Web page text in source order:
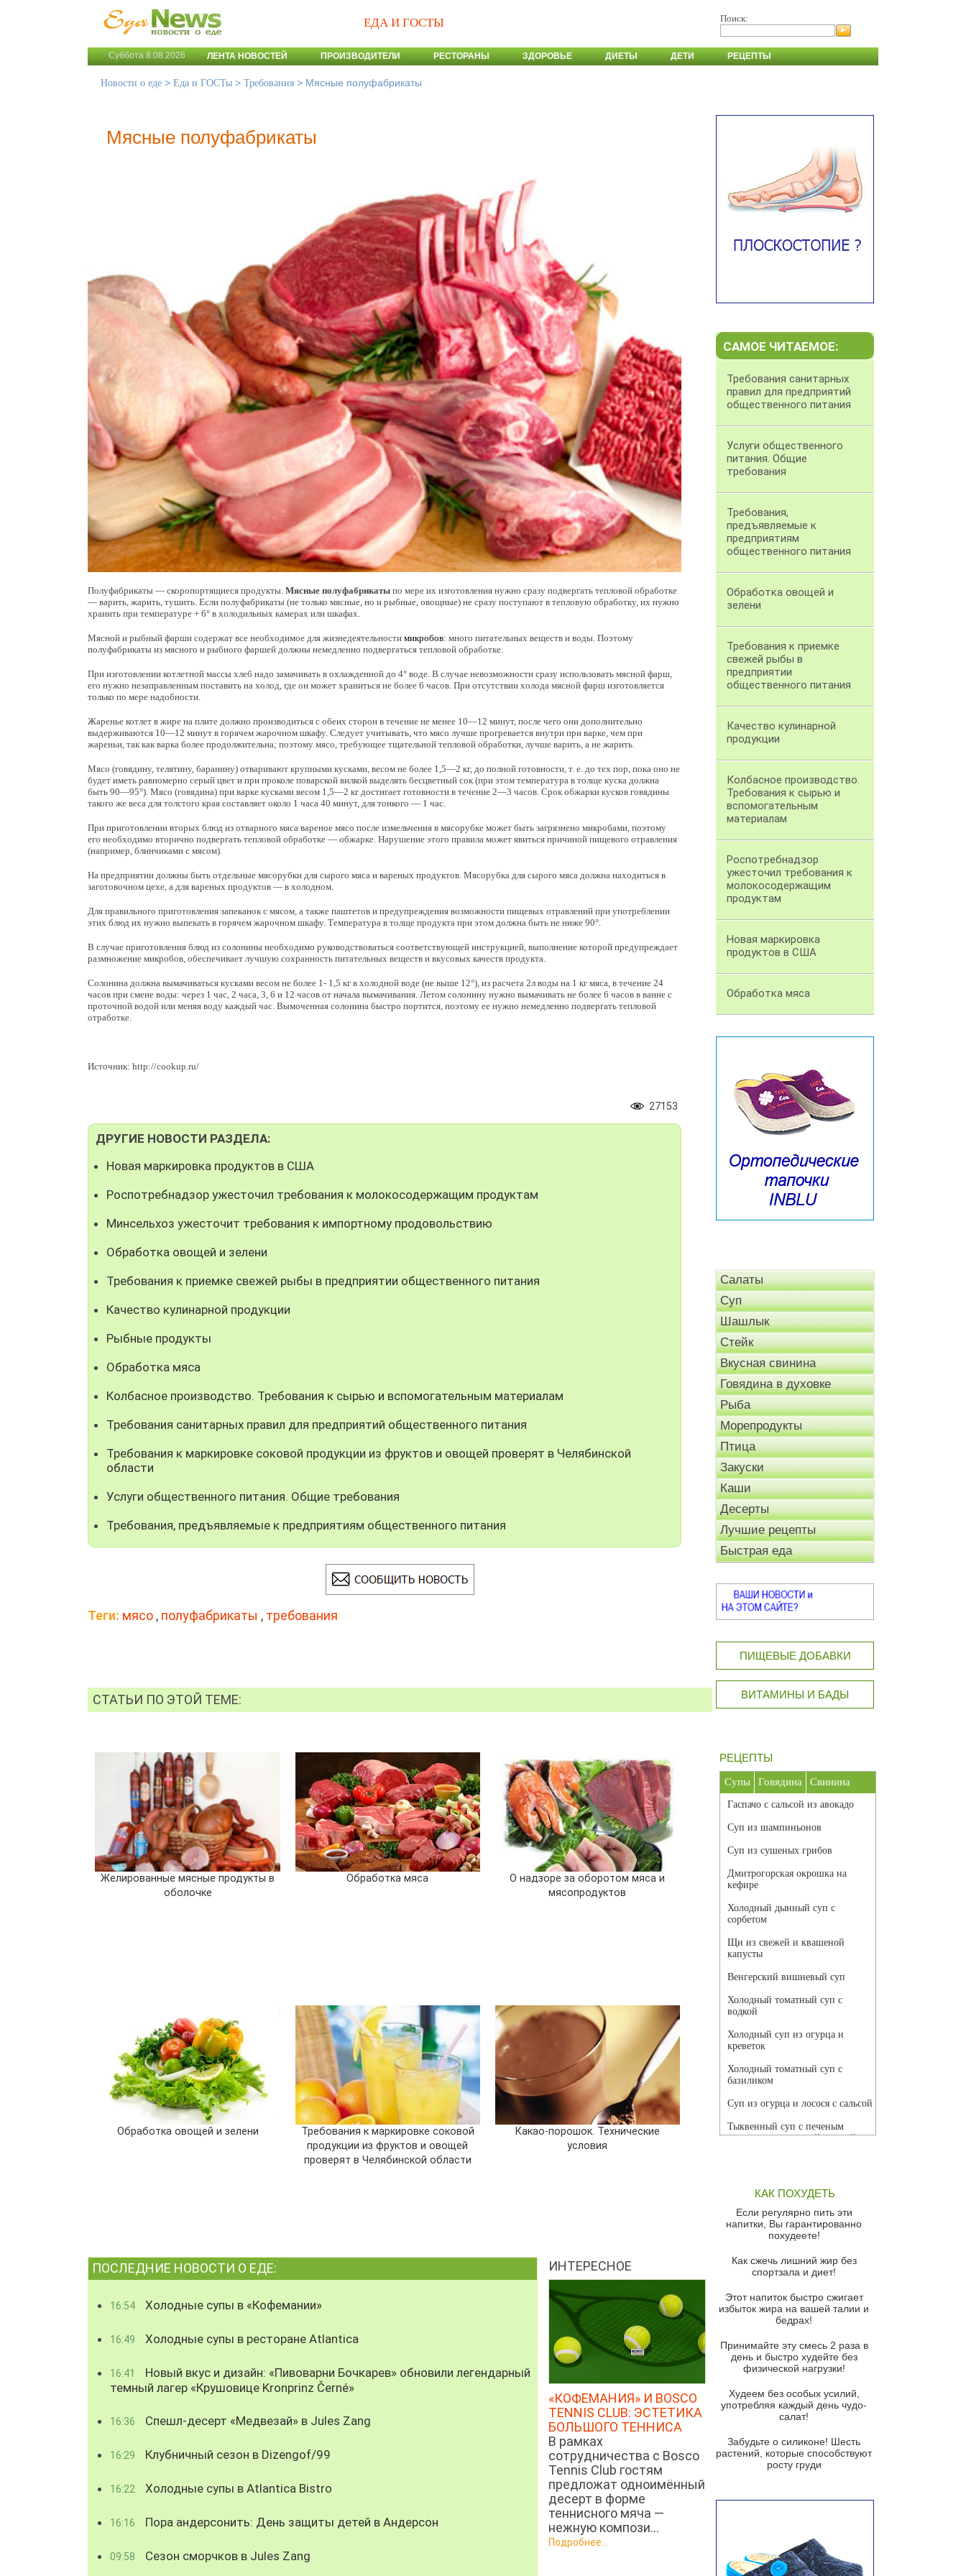
ЕДА И ГОСТЫ Поиск:
Суббота 8.08.2026 ЛЕНТА НОВОСТЕЙ ПРОИЗВОДИТЕЛИ РЕСТОРАНЫ ЗДОРОВЬЕ ДИЕТЫ ДЕТИ РЕЦЕПТЫ
Новости о еде > Еда и ГОСТы > Требования > Мясные полуфабрикаты
Мясные полуфабрикаты
Полуфабрикаты — скоропортящиеся продукты. Мясные полуфабрикаты по мере их изготовления нужно сразу подвергать тепловой обработке
— варить, жарить, тушить. Если полуфабрикаты (не только мясные, но и рыбные, овощные) не сразу поступают в тепловую обработку, их нужно
хранить при температуре + 6° в холодильных камерах или шкафах.
Мясной и рыбный фарши содержат все необходимое для жизнедеятельности микробов: много питательных веществ и воды. Поэтому
полуфабрикаты из мясного и рыбного фаршей должны немедленно подвергаться тепловой обработке.
При изготовлении котлетной массы хлеб надо замачивать в охлажденной до 4° воде. В случае невозможности сразу использовать мясной фарш,
его нужно незаправленным поставить на холод, где он может храниться не более 6 часов. При отсутствии холода мясной фарш изготовляется
только по мере надобности.
Жаренье котлет в жире на плите должно производиться с обеих сторон в течение не менее 10—12 минут, после чего они дополнительно
выдерживаются 10—12 минут в горячем жарочном шкафу. Следует учитывать, что мясо лучше прогревается внутри при варке, чем при
жареньи, так как варка более продолжительна; поэтому мясо, требующее тщательной тепловой обработки, лучше варить, а не жарить.
Мясо (говядину, телятину, баранину) отваривают крупными кусками, весом не более 1,5—2 кг, до полной готовности, т. е. до тех пор, пока оно не
будет иметь равномерно серый цвет и при проколе поварской вилкой выделять бесцветный сок (при этом температура в толще куска должна
быть 90—95°). Мясо (говядина) при варке кусками весом 1,5—2 кг достигает готовности в течение 2—3 часов. Срок обжарки кусков говядины
такого же веса для толстого края составляет около 1 часа 40 минут, для тонкого — 1 час.
При приготовлении вторых блюд из отварного мяса вареное мясо после измельчения в мясорубке может быть загрязнено микробами, поэтому
его необходимо вторично подвергать тепловой обработке — обжарке. Нарушение этого правила может явиться причиной пищевого отравления
(например, блинчиками с мясом).
На предприятии должны быть отдельные мясорубки для сырого мяса и вареных продуктов. Мясорубка для сырого мяса должна находиться в
заготовочном цехе, а для вареных продуктов — в холодном.
Для правильного приготовления запеканок с мясом, а также паштетов и предупреждения возможности пищевых отравлений при употреблении
этих блюд их нужно выпекать в горячем жарочном шкафу. Температура в толще продукта при этом должна быть не ниже 90°.
В случае приготовления блюд из солонины необходимо руководствоваться соответствующей инструкцией, выполнение которой предупреждает
размножение микробов, обеспечивает лучшую сохранность питательных веществ и вкусовых качеств продукта.
Солонина должна вымачиваться кусками весом не более 1- 1,5 кг в холодной воде (не выше 12°), из расчета 2л воды на 1 кг мяса, в течение 24
часов при смене воды: через 1 час, 2 часа, 3, 6 и 12 часов от начала вымачивания. Летом солонину нужно вымачивать не более 6 часов в ванне с
проточной водой или меняя воду каждый час. Вымоченная солонина быстро портится, поэтому ее нужно немедленно подвергать тепловой
отработке.
Источник: http://cookup.ru/
27153
ДРУГИЕ НОВОСТИ РАЗДЕЛА:
Новая маркировка продуктов в США
Роспотребнадзор ужесточил требования к молокосодержащим продуктам
Минсельхоз ужесточит требования к импортному продовольствию
Обработка овощей и зелени
Требования к приемке свежей рыбы в предприятии общественного питания
Качество кулинарной продукции
Рыбные продукты
Обработка мяса
Колбасное производство. Требования к сырью и вспомогательным материалам
Требования санитарных правил для предприятий общественного питания
Требования к маркировке соковой продукции из фруктов и овощей проверят в Челябинской
области
Услуги общественного питания. Общие требования
Требования, предъявляемые к предприятиям общественного питания
Теги: мясо , полуфабрикаты , требования
СТАТЬИ ПО ЭТОЙ ТЕМЕ:
Желированные мясные продукты в
оболочке
Обработка мяса
О надзоре за оборотом мяса и
мясопродуктов
Обработка овощей и зелени
Требования к маркировке соковой
продукции из фруктов и овощей
проверят в Челябинской области
Какао-порошок. Технические
условия
ПОСЛЕДНИЕ НОВОСТИ О ЕДЕ:
16:54 Холодные супы в «Кофемании»
16:49 Холодные супы в ресторане Atlantica
16:41
Новый вкус и дизайн: «Пивоварни Бочкарев» обновили легендарный
темный лагер «Крушовице Kronprinz Černé»
16:36 Спешл-десерт «Медвезай» в Jules Zang
16:29 Клубничный сезон в Dizengof/99
16:22 Холодные супы в Atlantica Bistro
16:16 Пора андерсонить: День защиты детей в Андерсон
09:58 Сезон сморчков в Jules Zang
ИНТЕРЕСНОЕ
«КОФЕМАНИЯ» И BOSCO
TENNIS CLUB: ЭСТЕТИКА
БОЛЬШОГО ТЕННИСА
В рамках
сотрудничества с Bosco
Tennis Club гостям
предложат одноимённый
десерт в форме
теннисного мяча —
нежную компози...
Подробнее...
САМОЕ ЧИТАЕМОЕ:
Требования санитарных
правил для предприятий
общественного питания
Услуги общественного
питания. Общие
требования
Требования,
предъявляемые к
предприятиям
общественного питания
Обработка овощей и
зелени
Требования к приемке
свежей рыбы в
предприятии
общественного питания
Качество кулинарной
продукции
Колбасное производство.
Требования к сырью и
вспомогательным
материалам
Роспотребнадзор
ужесточил требования к
молокосодержащим
продуктам
Новая маркировка
продуктов в США
Обработка мяса
Салаты
Суп
Шашлык
Стейк
Вкусная свинина
Говядина в духовке
Рыба
Морепродукты
Птица
Закуски
Каши
Десерты
Лучшие рецепты
Быстрая еда
ПИЩЕВЫЕ ДОБАВКИ
ВИТАМИНЫ И БАДЫ
РЕЦЕПТЫ
Супы Говядина Свинина
Гаспачо с сальсой из авокадо
Суп из шампиньонов
Суп из сушеных грибов
Дмитрогорская окрошка на
кефире
Холодный дынный суп с
сорбетом
Щи из свежей и квашеной
капусты
Венгерский вишневый суп
Холодный томатный суп с
водкой
Холодный суп из огурца и
креветок
Холодный томатный суп с
базиликом
Суп из огурца и лосося с сальсой
Тыквенный суп с печеным
чесноком и томатной сальсой
красного перца
Парижский луковый суп
Суп из спаржи и горошка с
Суп-крем из цветной капусты
Французский луковый суп
Суп из баклажанов с моцареллой
Грибной крем-суп с кростини с
козьим сыром
Суп мисо с зеленым луком и
тофу
из рукколы
Португальский чесночный суп с
Ирландский картофельный суп
Суп из пастернака
КАК ПОХУДЕТЬ
Если регулярно пить эти
напитки, Вы гарантированно
похудеете!
Как сжечь лишний жир без
спортзала и диет!
Этот напиток быстро сжигает
избыток жира на вашей талии и
бедрах!
Принимайте эту смесь 2 раза в
день и быстро худейте без
физической нагрузки!
Худеем без особых усилий,
употребляя каждый день чудо-
салат!
Забудьте о силиконе! Шесть
растений, которые способствуют
росту груди